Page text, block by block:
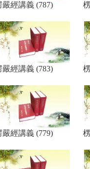
嚴經講義 (787)
嚴經講義 (783)
嚴經講義 (779)